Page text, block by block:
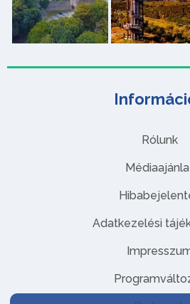
Rólunk
Adatkezelési